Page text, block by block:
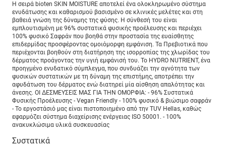
Η σειρά bioten SKIN MOISTURE αποτελεί ένα ολοκληρωμένο σύστημα
ενυδάτωσης και καθαρισμού βασισμένο σε κλινικές μελέτες και στη
βαθειά γνώση της δύναμης της φύσης. Η σύνθεσή του είναι
εμπλουτισμένη με 96% συστατικά φυσικής προέλευσης και περιέχει
100% φυσικό Σαφράν που βοηθά στην προστασία της ευαίσθητης
επιδερμίδας προσφέροντας ομοιόμορφη εμφάνιση. Τα Πρεβιοτικά που
περιέχονται βοηθούν στη διατήρηση της ισορροπίας της χλωρίδας του
δέρματος προάγοντας την υγιή εμφάνισή του. Το HYDRO NUTRIENT, ένα
προηγμένο ενυδατικό σύμπλεγμα, που συνδυάζει την αγνότητα των
φυσικών συστατικών με τη δύναμη της επιστήμης, αποτρέπει την
αφυδάτωση του δέρματος ενώ διατηρεί μία αίσθηση απαλότητας και
άνεσης. ΟΙ ΔΕΣΜΕΥΣΕΙΣ ΜΑΣ ΓΙΑ ΤΗΝ ΟΜΟΡΦΙΑ: - 96% Συστατικά
Φυσικής Προέλευσης - Vegan Friendly - 100% φυσικό & βιώσιμο σαφράν
- Το εργοστάσιό μας είναι πιστοποιημένο από την TUV Hellas, καθώς
εφαρμόζει σύστημα διαχείρισης ενέργειας ISO 50001. - 100%
ανακυκλώσιμα υλικά συσκευασίας
Συστατικά